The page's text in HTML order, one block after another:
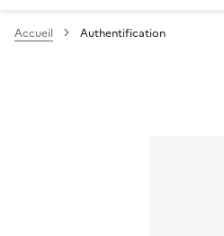
Accueil Authentification